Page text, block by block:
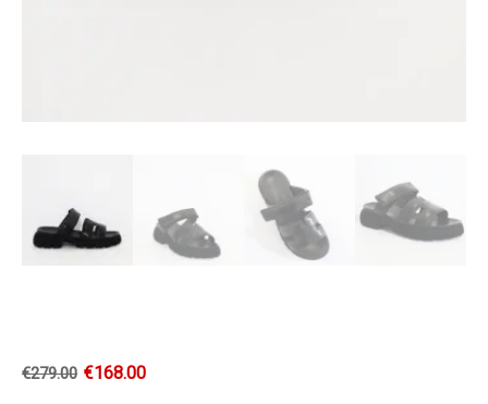
€279.00 €168.00